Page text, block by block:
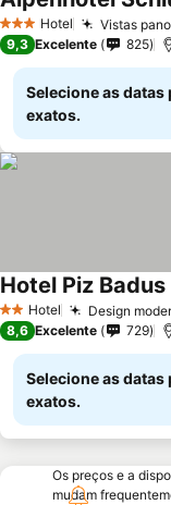
3 EstrelasHotel Vistas
9,3 Excelente 825
Selecione as
exatos.
2 Estrelas
Hotel Design
Hotel Piz Badus
8,6 Excelente 729
Selecione as
exatos.
Os preços e a
mudam